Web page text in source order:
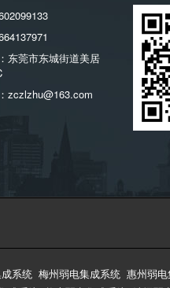
东莞市东城街道美居
zczlzhu@163.com
系统 梅州弱电集成系统 惠州弱